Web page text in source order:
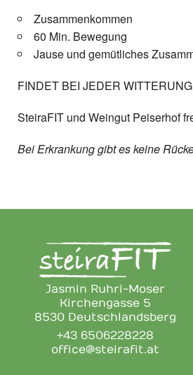
Zusammenkommen
60 Min. Bewegung
Jause und gemütliches
FINDET BEI JEDER
SteiraFIT und Weingut Peiserhof
Bei Erkrankung gibt es keine
Jasmin Ruhri-Moser
Kirchengasse 5
8530 Deutschlandsberg
+43 6506228228
office@steirafit.at